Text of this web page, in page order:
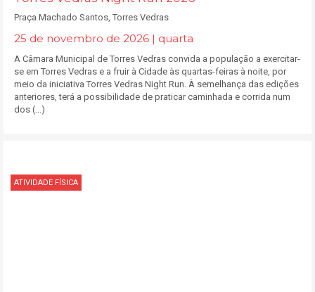
Praça Machado Santos, Torres Vedras
25 de novembro de 2026 | quarta
A Câmara Municipal de Torres Vedras convida a população a exercitar-
se em Torres Vedras e a fruir à Cidade às quartas-feiras à noite, por
meio da iniciativa Torres Vedras Night Run. À semelhança das edições
anteriores, terá a possibilidade de praticar caminhada e corrida num
dos (...)
ATIVIDADE FÍSICA